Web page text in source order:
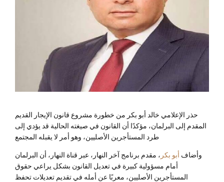
حذر الإعلامي خالد أبو بكر من خطورة مشروع قانون الإيجار القديم
المقدم إلى البرلمان، مؤكدًا أن القانون في صيغته الحالية قد يؤدي إلى
طرد المستأجرين الأصليين، وهو أمر لا يقبله المجتمع
وأضاف أبو بكر ، مقدم برنامج آخر النهار، عبر قناة النهار، أن البرلمان
أمام مسؤولية كبيرة في تعديل القانون بشكل يراعي حقوق
المستأجرين الأصليين، معربًا عن أمله في تقديم تعديلات تحفظ